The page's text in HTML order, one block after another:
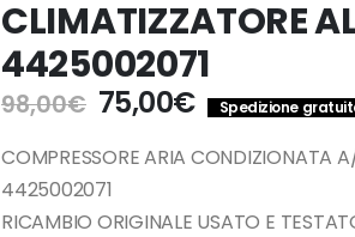
CLIMATIZZATORE
4425002071
98,00€ Il
prezzo
originale
era:
98,00€.
75,00€Il
prezzo
attuale
75,00€.
Spedizione
COMPRESSORE ARIA CONDIZIONATA
4425002071
RICAMBIO ORIGINALE USATO E